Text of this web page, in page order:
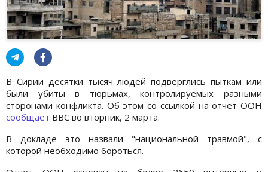
В Сирии десятки тысяч людей подверглись пыткам или
были убиты в тюрьмах, контролируемых разными
сторонами конфликта. Об этом со ссылкой на отчет ООН
сообщает ВВС во вторник, 2 марта.
В докладе это назвали "национальной травмой", с
которой необходимо бороться.